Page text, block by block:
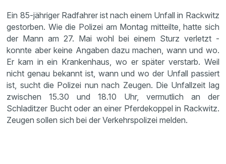
Ein 85-jähriger Radfahrer ist nach einem Unfall in Rackwitz
gestorben. Wie die Polizei am Montag mitteilte, hatte sich
der Mann am 27. Mai wohl bei einem Sturz verletzt -
konnte aber keine Angaben dazu machen, wann und wo.
Er kam in ein Krankenhaus, wo er später verstarb. Weil
nicht genau bekannt ist, wann und wo der Unfall passiert
ist, sucht die Polizei nun nach Zeugen. Die Unfallzeit lag
zwischen 15.30 und 18.10 Uhr, vermutlich an der
Schladitzer Bucht oder an einer Pferdekoppel in Rackwitz.
Zeugen sollen sich bei der Verkehrspolizei melden.